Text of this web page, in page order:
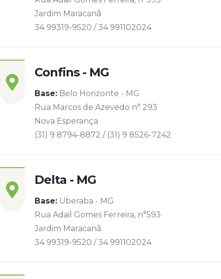
Jardim Maracanã
34 99319-9520 / 34 991102024
Confins - MG
Base: Belo Horizonte - MG
Rua Marcos de Azevedo n° 293
Nova Esperança
(31) 9 8794-8872 / (31) 9 8526-7242
Delta - MG
Base: Uberaba - MG
Rua Adail Gomes Ferreira, n°593
Jardim Maracanã
34 99319-9520 / 34 991102024